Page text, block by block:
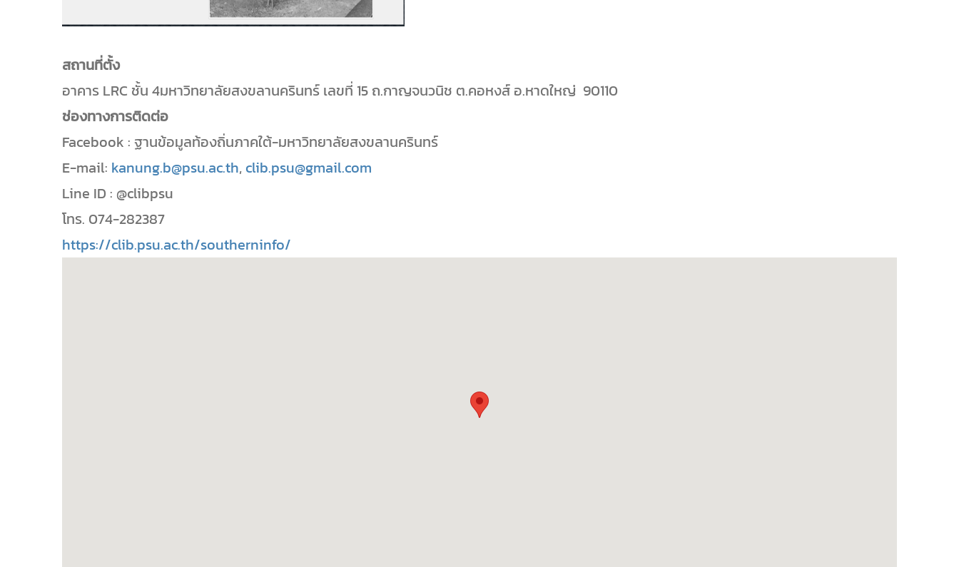
สถานที่ตั้ง
อาคาร LRC ชั้น 4มหาวิทยาลัยสงขลานครินทร์ เลขที่ 15 ถ.กาญจนวนิช ต.คอหงส์ อ.หาดใหญ่ 90110
ช่องทางการติดต่อ
Facebook : ฐานข้อมูลท้องถิ่นภาคใต้-มหาวิทยาลัยสงขลานครินทร์
E-mail: kanung.b@psu.ac.th, clib.psu@gmail.com
Line ID : @clibpsu
โทร. 074-282387
https://clib.psu.ac.th/southerninfo/